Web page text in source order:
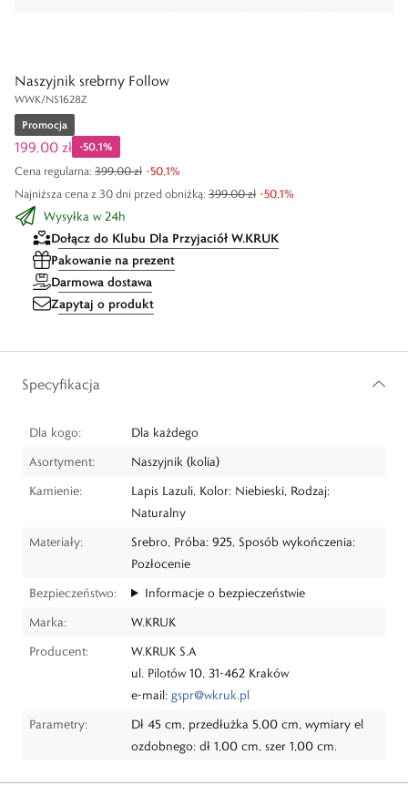
Naszyjnik srebrny Follow
WWK/NS1628Z
Promocja
199,00 zł -50,1%
Najniższa cena z 30 dni przed obniżką: 399,00 zł -50,1%
Cena regularna: 399,00 zł -50,1%
Wysyłka w 24h
Dołącz do Klubu Dla Przyjaciół W.KRUK
Pakowanie na prezent
Darmowa dostawa
Zapytaj o produkt
Specyfikacja
Dla kogo:
Dla każdego
Asortyment:
Naszyjnik (kolia)
Kamienie:
Lapis Lazuli, Kolor: Niebieski, Rodzaj:
Naturalny
Materiały:
Srebro, Próba: 925, Sposób wykończenia:
Pozłocenie
Bezpieczeństwo:
Informacje o bezpieczeństwie
Marka:
W.KRUK
Producent:
W.KRUK S.A
ul. Pilotów 10, 31-462 Kraków
e-mail: gspr@wkruk.pl
Parametry:
Dł 45 cm, przedłużka 5,00 cm, wymiary el
ozdobnego: dł 1,00 cm, szer 1,00 cm.